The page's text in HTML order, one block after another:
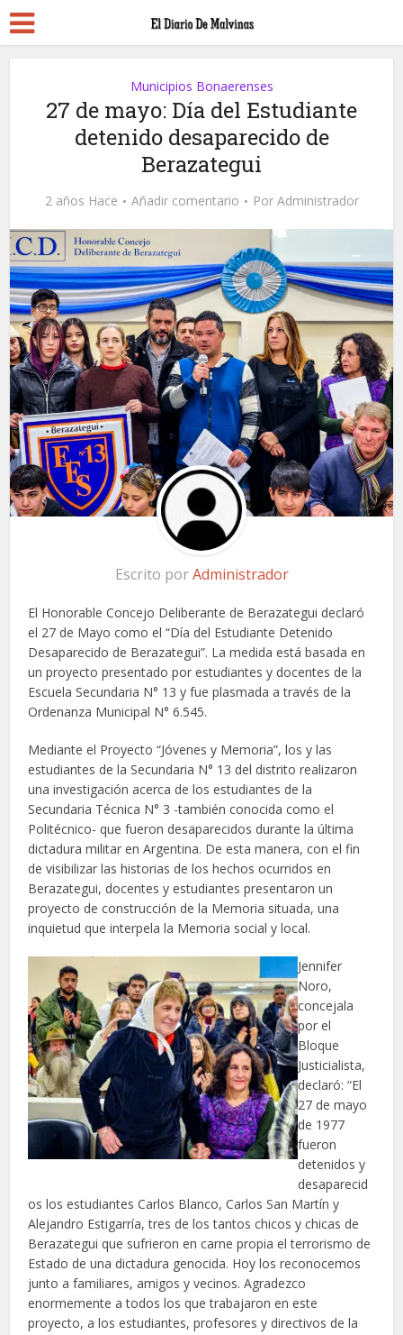
Municipios Bonaerenses
27 de mayo: Día del Estudiante
detenido desaparecido de
Berazategui
2 años Hace Añadir comentario Por Administrador
Escrito porAdministrador
El Honorable Concejo Deliberante de Berazategui declaró
el 27 de Mayo como el “Día del Estudiante Detenido
Desaparecido de Berazategui”. La medida está basada en
un proyecto presentado por estudiantes y docentes de la
Escuela Secundaria N° 13 y fue plasmada a través de la
Ordenanza Municipal N° 6.545.
Mediante el Proyecto “Jóvenes y Memoria”, los y las
estudiantes de la Secundaria N° 13 del distrito realizaron
una investigación acerca de los estudiantes de la
Secundaria Técnica N° 3 -también conocida como el
Politécnico- que fueron desaparecidos durante la última
dictadura militar en Argentina. De esta manera, con el fin
de visibilizar las historias de los hechos ocurridos en
Berazategui, docentes y estudiantes presentaron un
proyecto de construcción de la Memoria situada, una
inquietud que interpela la Memoria social y local.
Jennifer
Noro,
concejala
por el
Bloque
Justicialista,
declaró: “El
27 de mayo
de 1977
fueron
detenidos y
desaparecid
os los estudiantes Carlos Blanco, Carlos San Martín y
Alejandro Estigarría, tres de los tantos chicos y chicas de
Berazategui que sufrieron en carne propia el terrorismo de
Estado de una dictadura genocida. Hoy los reconocemos
junto a familiares, amigos y vecinos. Agradezco
enormemente a todos los que trabajaron en este
proyecto, a los estudiantes, profesores y directivos de la